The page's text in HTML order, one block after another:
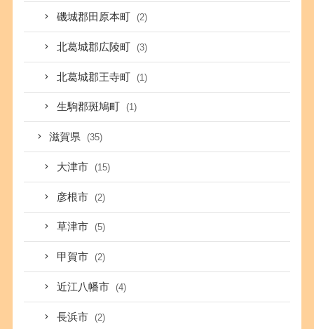
磯城郡田原本町 (2)
北葛城郡広陵町 (3)
北葛城郡王寺町 (1)
生駒郡斑鳩町 (1)
滋賀県 (35)
大津市 (15)
彦根市 (2)
草津市 (5)
甲賀市 (2)
近江八幡市 (4)
長浜市 (2)